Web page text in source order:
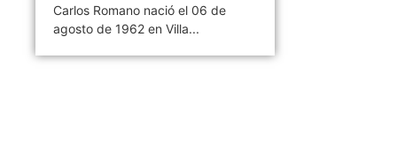
Carlos Romano nació el 06 de
agosto de 1962 en Villa...